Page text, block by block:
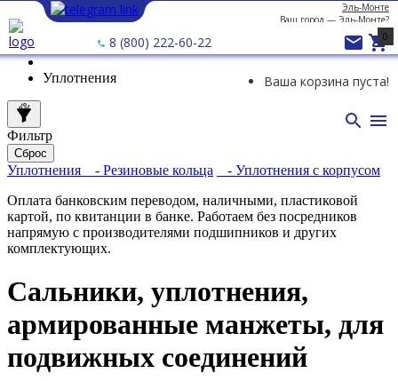
Эль-Монте
Ваш город — Эль-Монте?
8 (800) 222-60-22  
0
Ваша корзина пуста!
 
Уплотнения
Фильтр
Сброс
Уплотнения - Резиновые кольца
- Уплотнения с корпусом
Оплата банковским переводом, наличными, пластиковой
картой, по квитанции в банке. Работаем без посредников
напрямую с производителями подшипников и других
комплектующих.
Сальники, уплотнения,
армированные манжеты, для
подвижных соединений